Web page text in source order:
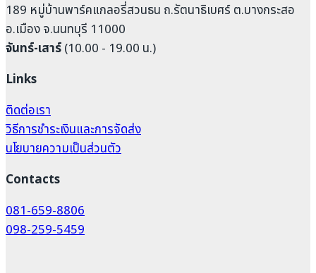
189 หมู่บ้านพาร์คแกลอรี่สวนธน ถ.รัตนาธิเบศร์ ต.บางกระสอ
อ.เมือง จ.นนทบุรี 11000
จันทร์-เสาร์(10.00 - 19.00 น.)
Links
ติดต่อเรา
วิธีการชำระเงินและการจัดส่ง
นโยบายความเป็นส่วนตัว
Contacts
081-659-8806
098-259-5459